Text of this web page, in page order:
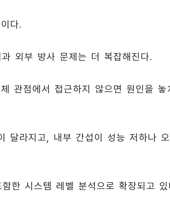
다.
외부 방사 문제는 더 복잡해진다.
관점에서 접근하지 않으면 원인을 놓
달라지고, 내부 간섭이 성능 저하나
한 시스템 레벨 분석으로 확장되고 있